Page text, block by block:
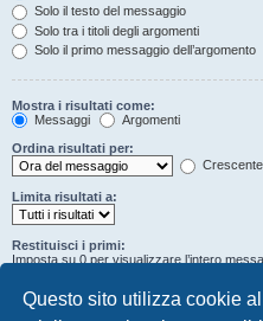
Questo sito utilizza cookie
Solo il testo del messaggio
Solo tra i titoli degli argomenti
Solo il primo messaggio dell’argomento
Mostra i risultati come:
Messaggi
Argomenti
Ordina risultati per:
Crescente
Limita risultati a:
Restituisci i primi:
Imposta su 0 per visualizzare l’intero